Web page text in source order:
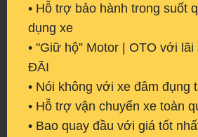
• Hỗ trợ bảo hành trong suốt
dụng xe
• "Giữ hộ” Motor | OTO với
ĐÃI
• Nói không với xe đâm đụng
• Hỗ trợ vận chuyển xe toàn
• Bao quay đầu với giá tốt